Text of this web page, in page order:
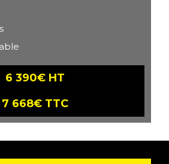
6 390€ HT
7 668€ TTC